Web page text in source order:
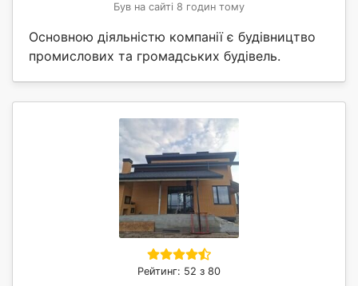
Був на сайті 8 годин тому
Основною діяльністю компанії є будівництво
промислових та громадських будівель.
Рейтинг: 52 з 80